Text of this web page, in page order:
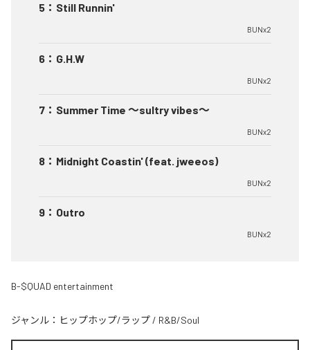
5 ： Still Runnin'
BUNx2
6 ： G.H.W
BUNx2
7 ： Summer Time 〜sultry vibes〜
BUNx2
8 ： Midnight Coastin' (feat. jweeos)
BUNx2
9 ： Outro
BUNx2
B-$QUAD entertainment
ジャンル： ヒップホップ/ラップ / R&B/Soul